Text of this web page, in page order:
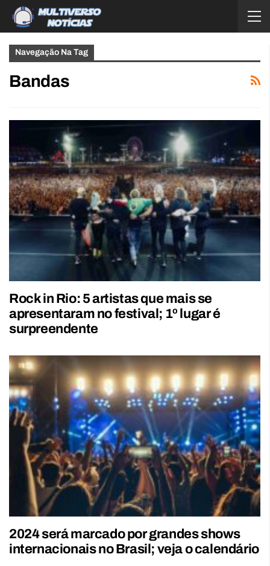
Navegação Na Tag
Bandas
Rock in Rio: 5 artistas que mais se
apresentaram no festival; 1º lugar é
surpreendente
2024 será marcado por grandes shows
internacionais no Brasil; veja o calendário